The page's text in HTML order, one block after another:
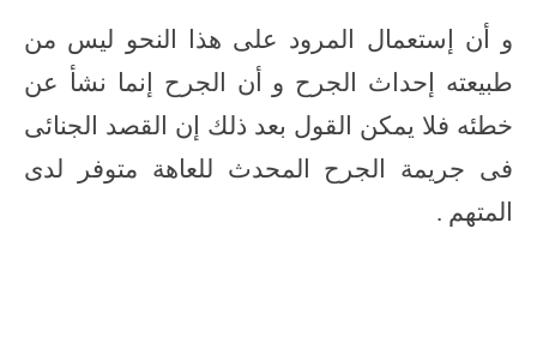
و أن إستعمال المرود على هذا النحو ليس من
طبيعته إحداث الجرح و أن الجرح إنما نشأ عن
خطئه فلا يمكن القول بعد ذلك إن القصد الجنائى
فى جريمة الجرح المحدث للعاهة متوفر لدى
المتهم .